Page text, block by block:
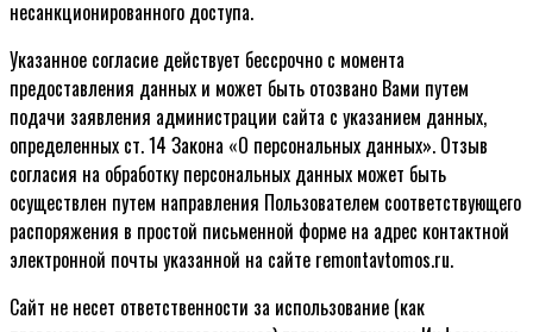
несанкционированного доступа.
Указанное согласие действует бессрочно с момента
предоставления данных и может быть отозвано Вами путем
подачи заявления администрации сайта с указанием данных,
определенных ст. 14 Закона «О персональных данных». Отзыв
согласия на обработку персональных данных может быть
осуществлен путем направления Пользователем соответствующего
распоряжения в простой письменной форме на адрес контактной
электронной почты указанной на сайте remontavtomos.ru.
Сайт не несет ответственности за использование (как